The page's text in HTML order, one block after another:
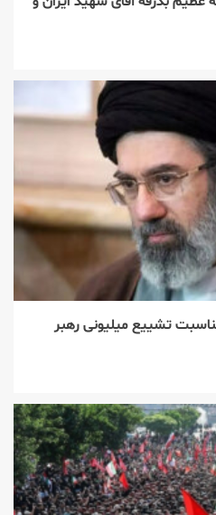
تشییع میلیونی رهبر